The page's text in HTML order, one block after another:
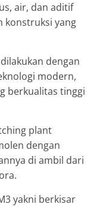
air, dan aditif
konstruksi yang
dengan
modern,
berkualitas tinggi
plant
dengan
di ambil dari
yakni berkisar